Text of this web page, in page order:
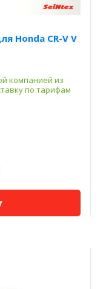
Honda CR-V V
компанией из
по тарифам